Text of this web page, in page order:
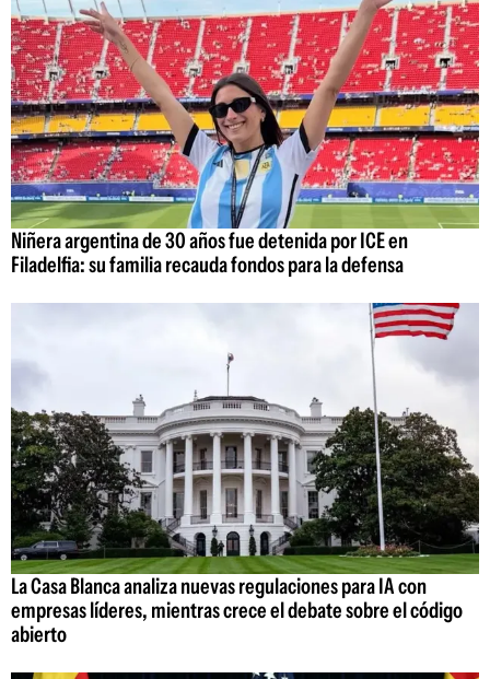
Niñera argentina de 30 años fue detenida por ICE en
Filadelfia: su familia recauda fondos para la defensa
La Casa Blanca analiza nuevas regulaciones para IA con
empresas líderes, mientras crece el debate sobre el código
abierto